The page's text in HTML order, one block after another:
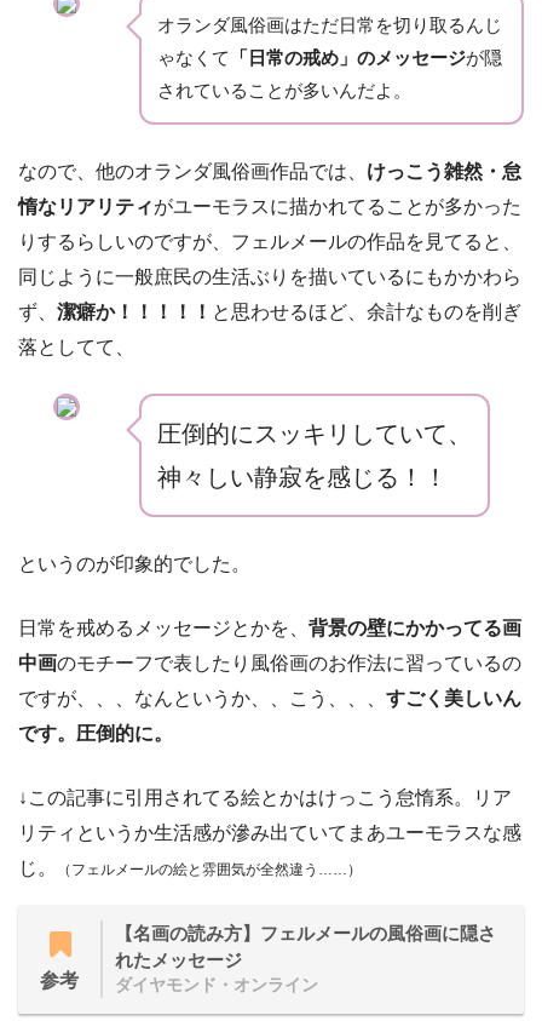
オランダ風俗画はただ日常を切り取るんじ
ゃなくて
「日常の戒め」のメッセージが隠
されていることが多いんだよ。
なので、他のオランダ風俗画作品では、 けっこう雑然・怠
惰なリアリティがユーモラスに描かれてることが多かった
りするらしいのですが、フェルメールの作品を見てると、
同じように一般庶民の生活ぶりを描いているにもかかわら
ず、 潔癖か！！！！！ と思わせるほど、余計なものを削ぎ
落としてて、
圧倒的にスッキリしていて、
神々しい静寂を感じる！！
というのが印象的でした。
日常を戒めるメッセージとかを、 背景の壁にかかってる画
中画のモチーフで表したり風俗画のお作法に習っているの
ですが、、、なんというか、、こう、、、 すごく美しいん
です。圧倒的に。
↓この記事に引用されてる絵とかはけっこう怠惰系。リア
リティというか生活感が滲み出ていてまあユーモラスな感
じ。
（フェルメールの絵と雰囲気が全然違う …… ）
参考
【名画の読み方】フェルメールの風俗画に隠さ
れたメッセージ
ダイヤモンド・オンライン